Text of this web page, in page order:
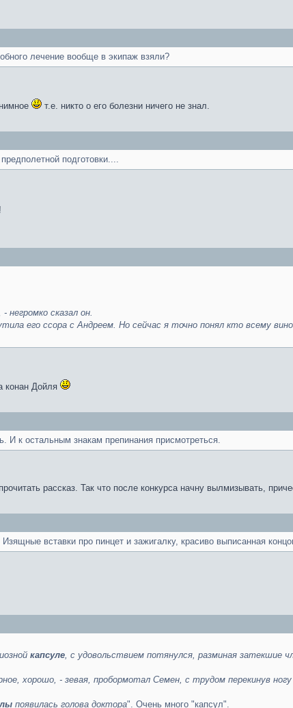
лечение вообще в экипаж взяли?
т.е. никто о его болезни ничего не знал.
подготовки....
негромко сказал он.
его ссора с Андреем. Но сейчас я точно понял кто всему
конан Дойля
И к остальным знакам препинания присмотреться.
рассказ. Так что после конкурса начну вылмизывать,
вставки про пинцет и зажигалку, красиво выписанная
капсуле, с удовольствием потянулся, разминая затекшие
хорошо, - зевая, пробормотал Семен, с трудом перекинув
появилась голова доктора". Очень много "капсул".